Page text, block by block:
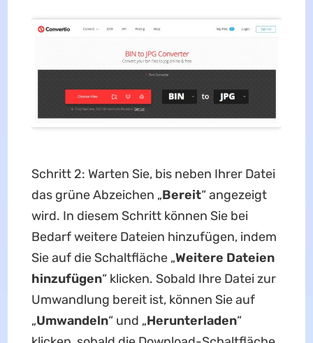
Schritt 2: Warten Sie, bis neben Ihrer Datei
das grüne Abzeichen „Bereit“ angezeigt
wird. In diesem Schritt können Sie bei
Bedarf weitere Dateien hinzufügen, indem
Sie auf die Schaltfläche „Weitere Dateien
hinzufügen“ klicken. Sobald Ihre Datei zur
Umwandlung bereit ist, können Sie auf
„Umwandeln“ und „Herunterladen“